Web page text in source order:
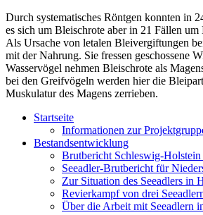
Durch systematisches Röntgen konnten in
es sich um Bleischrote aber in 21 Fällen
Als Ursache von letalen Bleivergiftungen
mit der Nahrung. Sie fressen geschossene
Wasservögel nehmen Bleischrote als
bei den Greifvögeln werden hier die
Muskulatur des Magens zerrieben.
Startseite
Informationen zur
Bestandsentwicklung
Brutbericht Schleswig-Holstein
Seeadler-Brutbericht für
Zur Situation des Seeadlers in
Revierkampf von drei
Über die Arbeit mit Seeadlern